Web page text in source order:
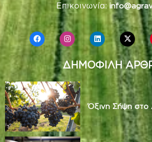
Επικοινωνία:
ΔΗΜΟΦΙΛΗ
Όξινη Σήψη στο